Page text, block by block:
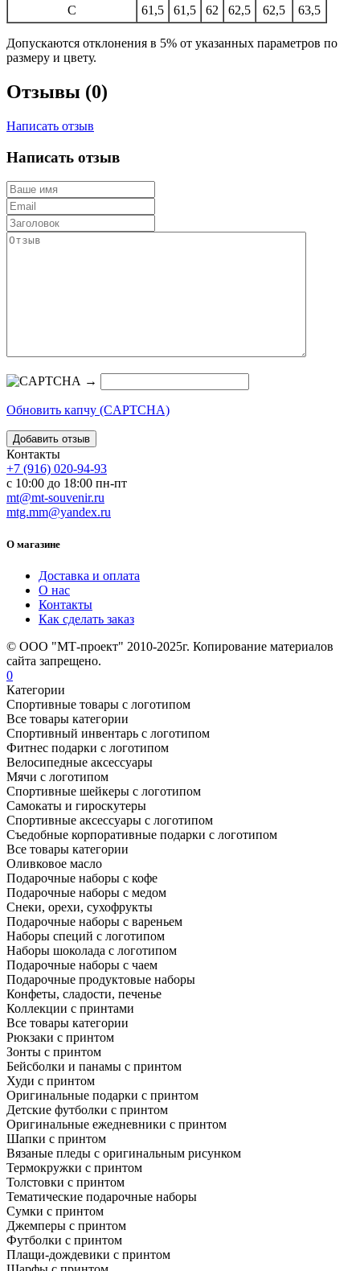
C 61,5 61,5 62 62,5 62,5 63,5
Допускаются отклонения в 5% от указанных параметров по
размеру и цвету.
Отзывы (0)
Написать отзыв
Написать отзыв
→
Обновить капчу (CAPTCHA)
Контакты
+7 (916) 020-94-93
с 10:00 до 18:00 пн-пт
mt@mt-souvenir.ru
mtg.mm@yandex.ru
О магазине
Доставка и оплата
О нас
Контакты
Как сделать заказ
© ООО "МТ-проект" 2010-2025г. Копирование материалов
сайта запрещено.
0
Категории
Спортивные товары с логотипом
Все товары категории
Спортивный инвентарь с логотипом
Фитнес подарки с логотипом
Велосипедные аксессуары
Мячи с логотипом
Спортивные шейкеры с логотипом
Самокаты и гироскутеры
Спортивные аксессуары с логотипом
Съедобные корпоративные подарки с логотипом
Все товары категории
Оливковое масло
Подарочные наборы с кофе
Подарочные наборы с медом
Снеки, орехи, сухофрукты
Подарочные наборы с вареньем
Наборы специй с логотипом
Наборы шоколада с логотипом
Подарочные наборы с чаем
Подарочные продуктовые наборы
Конфеты, сладости, печенье
Коллекции с принтами
Все товары категории
Рюкзаки с принтом
Зонты с принтом
Бейсболки и панамы с принтом
Худи с принтом
Оригинальные подарки с принтом
Детские футболки с принтом
Оригинальные ежедневники с принтом
Шапки с принтом
Вязаные пледы с оригинальным рисунком
Термокружки с принтом
Толстовки с принтом
Тематические подарочные наборы
Сумки с принтом
Джемперы с принтом
Футболки с принтом
Плащи-дождевики с принтом